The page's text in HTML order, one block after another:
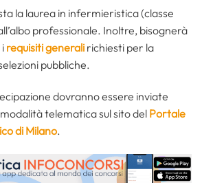
la laurea in infermieristica (classe
professionale. Inoltre, bisognerà
i requisiti generali richiesti per la
pubbliche.
dovranno essere inviate
telematica sul sito del Portale
di Milano.